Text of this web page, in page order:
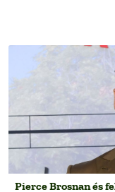
Pierce Brosnan és